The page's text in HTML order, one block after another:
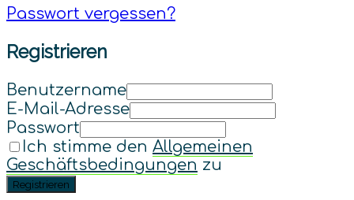
Passwort vergessen?
Registrieren
Benutzername
E-Mail-Adresse
Passwort
Ich stimme den Allgemeinen
Geschäftsbedingungen zu
Registrieren